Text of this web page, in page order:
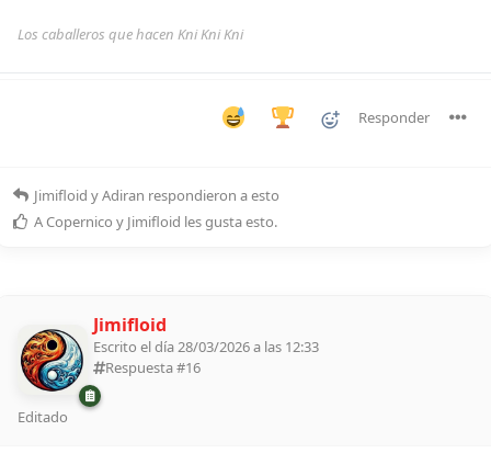
Los caballeros que hacen Kni Kni Kni
Responder
Jimifloid yAdiran respondieron a esto
A Copernico y Jimifloid les gusta esto.
Jimifloid
Escrito el día 28/03/2026 a las 12:33
Respuesta #16
Editado